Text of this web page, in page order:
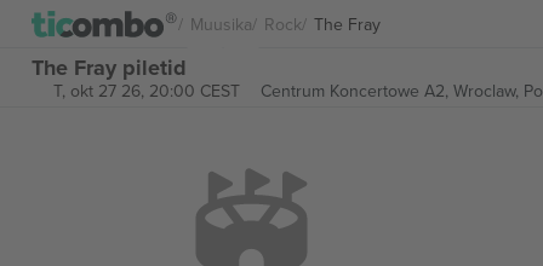
Muusika Rock The Fray
The Fray piletid
T, okt 27 26, 20:00 CEST Centrum Koncertowe A2, Wroclaw,